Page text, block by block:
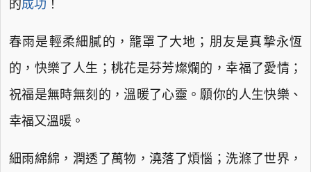
的成功 ！
春雨是輕柔細膩的，籠罩了大地；朋友是真摯永恆
的，快樂了人生；桃花是芬芳燦爛的，幸福了愛情；
祝福是無時無刻的，溫暖了心靈。願你的人生快樂、
幸福又溫暖。
細雨綿綿，潤透了萬物，澆落了煩惱；洗滌了世界，